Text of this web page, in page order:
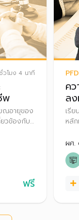
วโมง 4 นาที
พ
ณอายุของ
ยวข้องกับ
ฟรี
ค
ล
เรี
หลั
ผศ.